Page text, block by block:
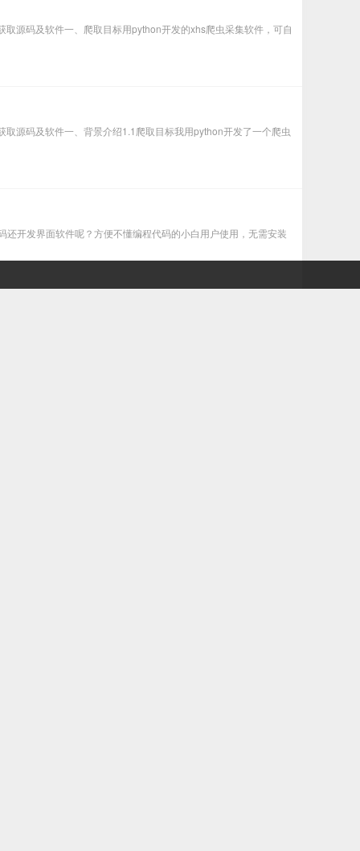
源码及软件一、爬取目标用python开发的xhs爬虫采集软件，可自
源码及软件一、背景介绍1.1爬取目标我用python开发了一个爬虫
开发界面软件呢？方便不懂编程代码的小白用户使用，无需安装